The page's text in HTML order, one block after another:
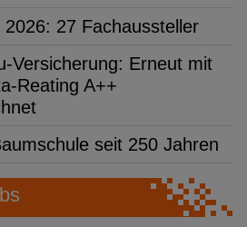
2026: 27 Fachaussteller
Versicherung: Erneut mit
Reating A++
seit 250 Jahren